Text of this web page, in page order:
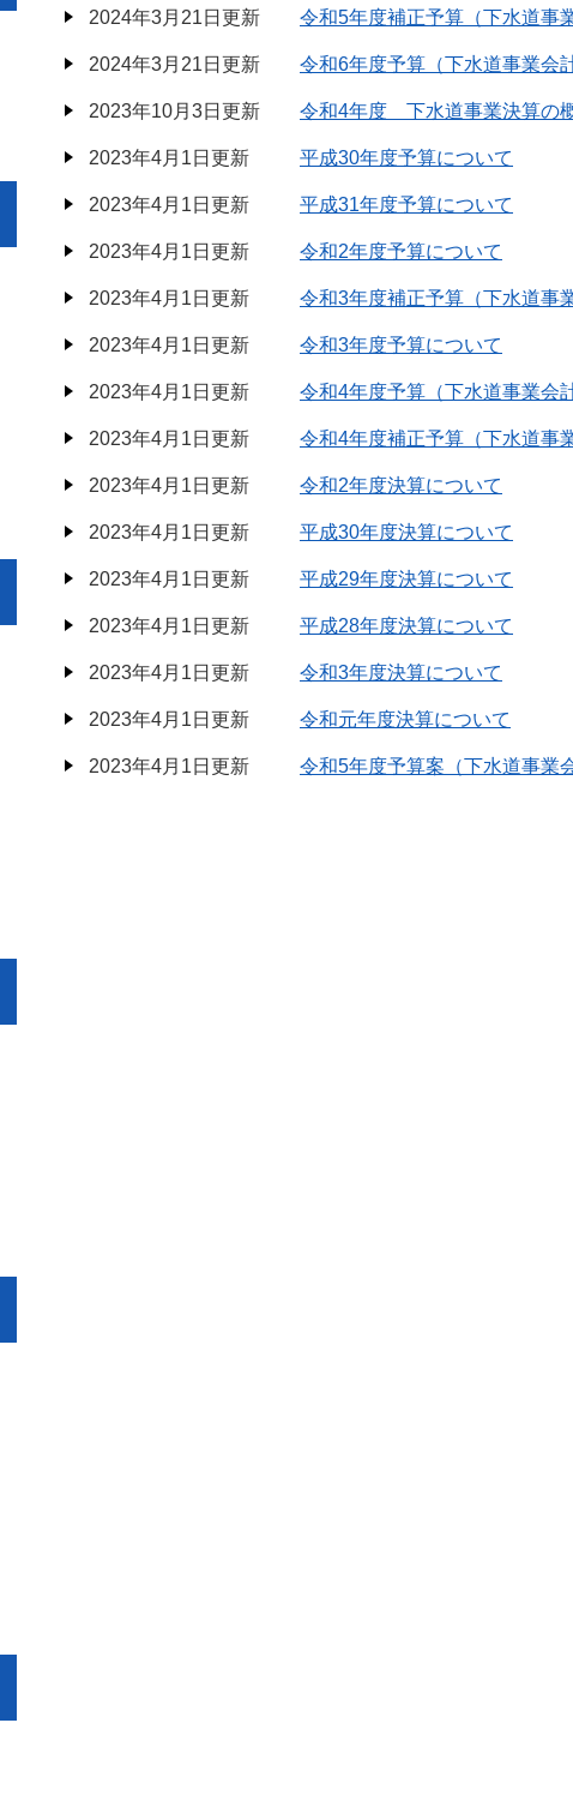
2024年3月21日更新 令和5年度補正予算（下水道事
2024年3月21日更新 令和6年度予算（下水道事業会
2023年10月3日更新 令和4年度 下水道事業決算の
2023年4月1日更新 平成30年度予算について
2023年4月1日更新 平成31年度予算について
2023年4月1日更新 令和2年度予算について
2023年4月1日更新 令和3年度補正予算（下水道事
2023年4月1日更新 令和3年度予算について
2023年4月1日更新 令和4年度予算（下水道事業会
2023年4月1日更新 令和4年度補正予算（下水道事
2023年4月1日更新 令和2年度決算について
2023年4月1日更新 平成30年度決算について
2023年4月1日更新 平成29年度決算について
2023年4月1日更新 平成28年度決算について
2023年4月1日更新 令和3年度決算について
2023年4月1日更新 令和元年度決算について
2023年4月1日更新 令和5年度予算案（下水道事業